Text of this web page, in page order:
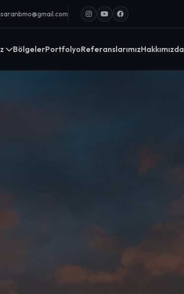
BölgelerPortfolyoReferanslarımızHakkımızda